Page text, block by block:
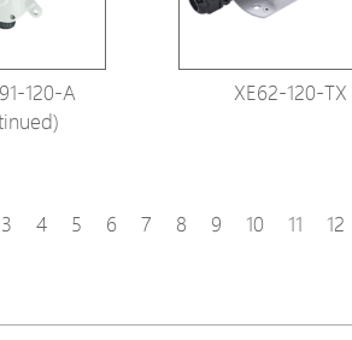
Accessory
120-A
XE62-120-TX
3 4 5 6 7 8 9 10 11 12